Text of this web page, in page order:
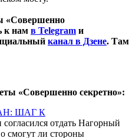
«Совершенно
к нам в Telegram и
канал в Дзене. Там
«Совершенно секретно»:
ШАГ К
согласился отдать Нагорный
смогут ли стороны